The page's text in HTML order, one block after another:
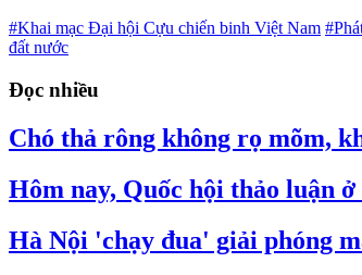
#Khai mạc Đại hội Cựu chiến binh Việt Nam
đất nước
Đọc nhiều
Chó thả rông không rọ mõm,
Hôm nay, Quốc hội thảo luận
Hà Nội 'chạy đua' giải phóng